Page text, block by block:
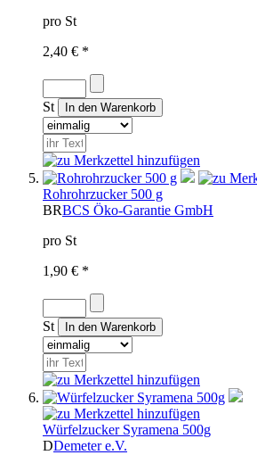
pro St
2,40 € *
St
Rohrohrzucker 500 g
BRBCS Öko-Garantie GmbH
pro St
1,90 € *
St
Würfelzucker Syramena 500g
DDemeter e.V.